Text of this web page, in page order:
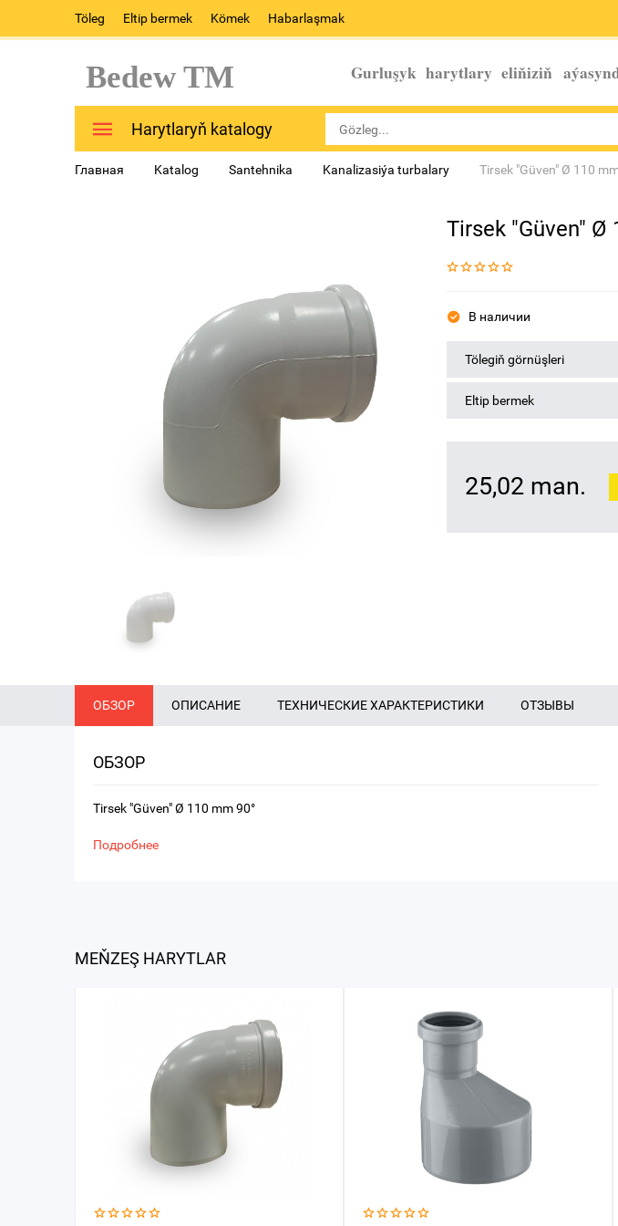
Töleg Eltip bermek Kömek Habarlaşmak
Bedew TM Gurluşyk harytlary eliňiziň
Harytlaryň katalogy
Главная Katalog Santehnika Kanalizasiýa turbalary Tirsek "Güven" Ø 110
Tirsek "Güven" Ø
В наличии
Tölegiň görnüşleri
Eltip bermek
25,02 man.
ОБЗОР ОПИСАНИЕ ТЕХНИЧЕСКИЕ ХАРАКТЕРИСТИКИ ОТЗЫВЫ
ОБЗОР
Tirsek "Güven" Ø 110 mm 90°
Подробнее
MEŇZEŞ HARYTLAR